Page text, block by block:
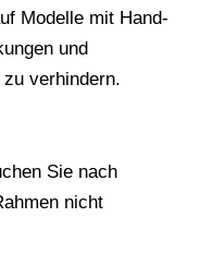
Modelle mit Hand-
und
verhindern.
Sie nach
nicht